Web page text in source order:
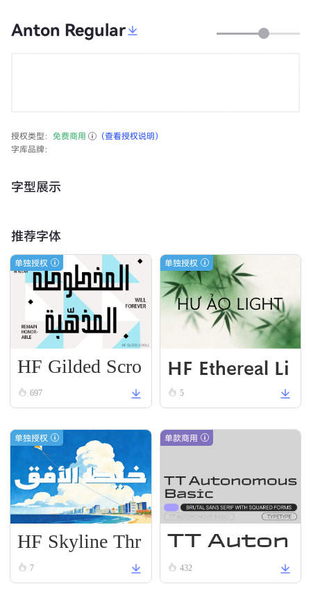
Anton Regular
授权类型： 免费商用
（查看授权说明）
字库品牌：
字型展示
推荐字体
单独授权
HF Gilded Scro
ll697
单独授权
HF Ethereal Li
VN Black
5
单独授权
HF Skyline Thr
ead
7
单款商用
TT Auton
omous R
432